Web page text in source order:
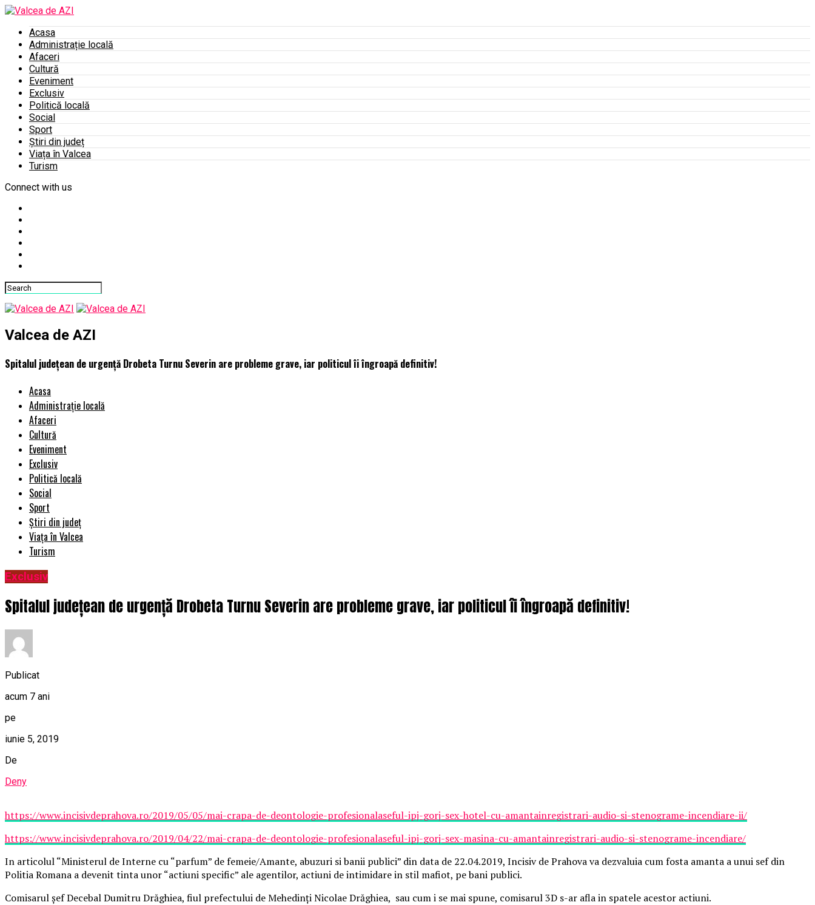
Acasa
Administrație locală
Afaceri
Cultură
Eveniment
Exclusiv
Politică locală
Social
Sport
Știri din județ
Viața în Valcea
Turism
Connect with us
Valcea de AZI
Spitalul județean de urgență Drobeta Turnu Severin are probleme grave, iar politicul îi îngroapă definitiv!
Acasa
Administrație locală
Afaceri
Cultură
Eveniment
Exclusiv
Politică locală
Social
Sport
Știri din județ
Viața în Valcea
Turism
Exclusiv
Spitalul județean de urgență Drobeta Turnu Severin are probleme grave, iar politicul îi îngroapă definitiv!
Publicat
acum 7 ani
pe
iunie 5, 2019
De
Deny
https://www.incisivdeprahova.ro/2019/05/05/mai-crapa-de-deontologie-profesionalaseful-ipj-gorj-sex-hotel-cu-amantainregistrari-audio-si-stenograme-incendiare-ii/
https://www.incisivdeprahova.ro/2019/04/22/mai-crapa-de-deontologie-profesionalaseful-ipj-gorj-sex-masina-cu-amantainregistrari-audio-si-stenograme-incendiare/
In articolul “Ministerul de Interne cu “parfum” de femeie/Amante, abuzuri si banii publici” din data de 22.04.2019, Incisiv de Prahova va dezvaluia cum fosta amanta a unui sef din
Politia Romana a devenit tinta unor “actiuni specific” ale agentilor, actiuni de intimidare in stil mafiot, pe bani publici.
Comisarul șef Decebal Dumitru Drăghiea, fiul prefectului de Mehedinți Nicolae Drăghiea, sau cum i se mai spune, comisarul 3D s-ar afla in spatele acestor actiuni.